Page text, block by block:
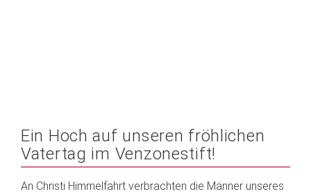
Ein Hoch auf unseren fröhlichen
Vatertag im Venzonestift!
An Christi Himmelfahrt verbrachten die Männer unseres